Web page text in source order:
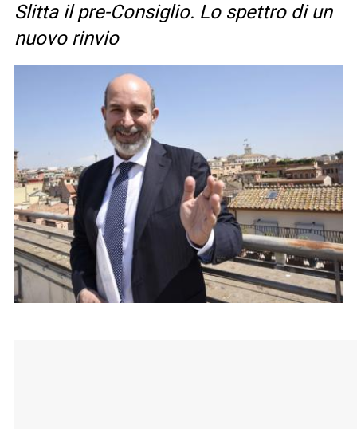
Slitta il pre-Consiglio. Lo spettro di un
nuovo rinvio